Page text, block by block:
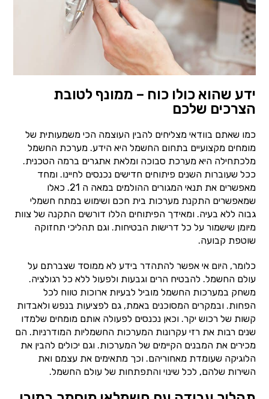
ידע שהוא כולו כוח – ממונף לטובת
הצרכים שלכם
כמו שאתם בוודאי מצליחים להבין העוצמה הכי משמעותית של
מומחים מקצועיים בתחום החשמל היא הידע. מערכת החשמל
מלכתחילה היא מערכת סבוכה ומלאת אתגרים ברמה הטכנית.
ככל שעוברות השנים פיתוחים חדישים נכנסים לחיינו. ומחד
מאפשרים את תנאי המגורים ההולמים במאה ה 21. כאלו
שמאפשרים התקנת מערכות בית חכם ושימוש במתח חשמלי
גבוה ללא בעיה. ומאידך הפיתוחים הללו דורשים התקנה של צוות
מיומן שישמור על כל דרישות הבטיחות. וגם תהליכי תחזוקה
שוטפת קבועה.
כלומר, היום אי אפשר להתהדר בידע לא ממוסד שצברתם על
עולם החשמל. להבטיח הרים וגבעות ולפעול ללא כל רגולציה.
משחק במערכות החשמל מוביל לבעיות ארוכות טווח לכל
הפחות. ובמקרים המסוכנים באמת, גם לפציעות בנפש ולאבדות
קשות של רכוש יקר. וכאן נכנסים לפעולה אותם מומחים שלמדו
שנים רבות את רזי עקרונות המערכות החשמליות המודרניות. הם
מכירים את המבנים הקיימים של המערכות. וגם יכולים להבין את
הלוגיקה שעומדת מאחוריהם. וכך מתאימים את עצמם ואת
השירות שלהם, לכל שינוי והתפתחות של עולם החשמל.